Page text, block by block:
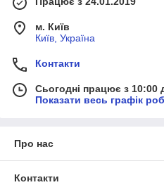
м. Київ
Київ, Україна
Контакти
Сьогодні працює з 10:00
Показати весь графік
Про нас
Контакти